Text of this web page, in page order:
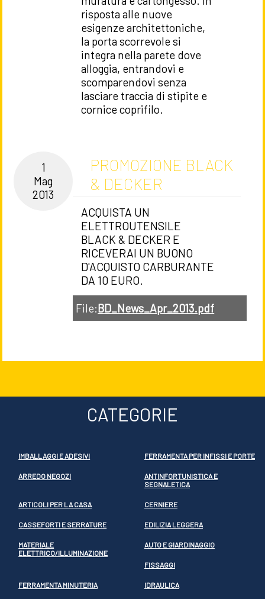
risposta alle nuove
esigenze architettoniche,
la porta scorrevole si
integra nella parete dove
alloggia, entrandovi e
scomparendovi senza
lasciare traccia di stipite e
cornice coprifilo.
1
Mag
2013
PROMOZIONE BLACK
& DECKER
ACQUISTA UN
ELETTROUTENSILE
BLACK & DECKER E
RICEVERAI UN BUONO
D'ACQUISTO CARBURANTE
DA 10 EURO.
File:BD_News_Apr_2013.pdf
CATEGORIE
IMBALLAGGI E ADESIVI FERRAMENTA PER INFISSI E PORTE
ARREDO NEGOZI
ANTINFORTUNISTICA E
SEGNALETICA
ARTICOLI PER LA CASA CERNIERE
CASSEFORTI E SERRATURE EDILIZIA LEGGERA
MATERIALE
ELETTRICO/ILLUMINAZIONE
AUTO E GIARDINAGGIO
FISSAGGI
FERRAMENTA MINUTERIA IDRAULICA